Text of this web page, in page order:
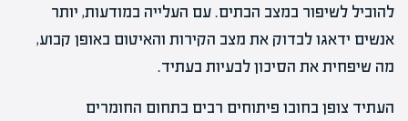
להוביל לשיפור במצב הבתים. עם העלייה במודעות, יותר
אנשים ידאגו לבדוק את מצב הקירות והאיטום באופן קבוע,
מה שיפחית את הסיכון לבעיות בעתיד.
העתיד צופן בחובו פיתוחים רבים בתחום החומרים